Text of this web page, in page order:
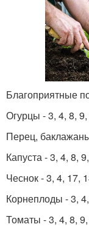
Благоприятные
Огурцы - 3, 4, 8,
Перец,
Капуста - 3, 4, 8,
Чеснок - 3, 4, 17,
Корнеплоды - 3,
Томаты - 3, 4, 8,